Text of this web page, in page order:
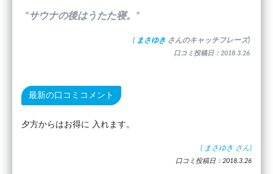
”サウナの後はうたた寝。”
( まさゆき さんのキャッチフレーズ)
口コミ投稿日：2018.3.26
最新の口コミコメント
夕方からはお得に 入れます。
( まさゆき さん)
口コミ投稿日：2018.3.26